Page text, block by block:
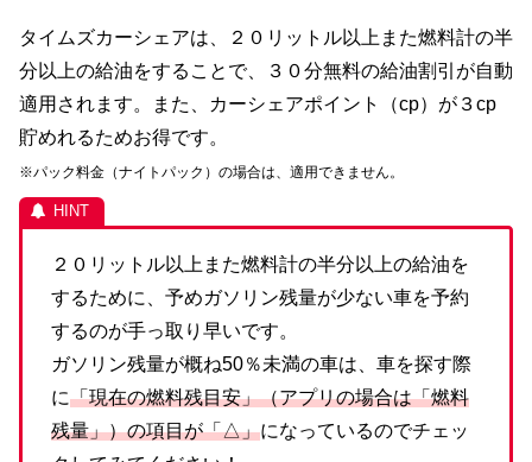
タイムズカーシェアは、２０リットル以上また燃料計の半
分以上の給油をすることで、３０分無料の給油割引が自動
適用されます。また、カーシェアポイント（cp）が３cp
貯めれるためお得です。
※パック料金（ナイトパック）の場合は、適用できません。
２０リットル以上また燃料計の半分以上の給油を
するために、予めガソリン残量が少ない車を予約
するのが手っ取り早いです。
ガソリン残量が概ね50％未満の車は、車を探す際
に「現在の燃料残目安」（アプリの場合は「燃料
残量」）の項目が「△」になっているのでチェッ